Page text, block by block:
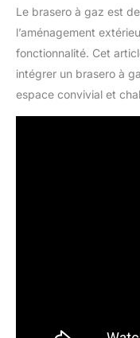
Le brasero à gaz est
l’aménagement
fonctionnalité. Cet
intégrer un brasero à
espace convivial et